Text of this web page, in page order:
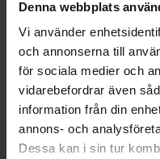
Denna webbplats
Vi använder
och annonserna till
för sociala medier och
vidarebefordrar även
information från din
annons- och
Dessa kan i sin tur
Kan vi